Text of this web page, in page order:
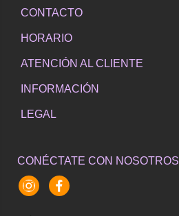
CONTACTO
HORARIO
ATENCIÓN AL CLIENTE
INFORMACIÓN
LEGAL
CONÉCTATE CON NOSOTROS
InstagramFacebook